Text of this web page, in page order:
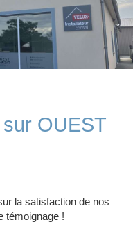
OUEST
la satisfaction de nos
témoignage !